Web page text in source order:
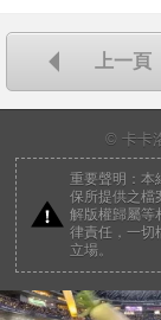
上一頁
© 卡卡
重要聲明：本
保所提供之檔
解版權歸屬等
律責任，一切
立場。